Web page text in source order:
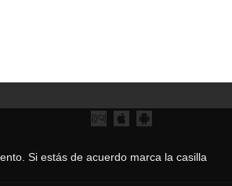
Si estás de acuerdo marca la casilla